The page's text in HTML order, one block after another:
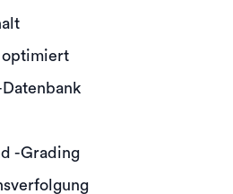
optimiert
-Grading